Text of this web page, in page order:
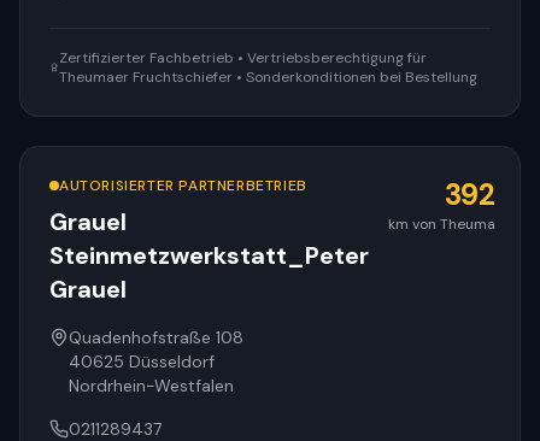
Zertifizierter Fachbetrieb • Vertriebsberechtigung für
Theumaer Fruchtschiefer • Sonderkonditionen bei Bestellung
AUTORISIERTER PARTNERBETRIEB
Grauel
Steinmetzwerkstatt_Peter
Grauel
392
km von Theuma
Quadenhofstraße 108
40625 Düsseldorf
Nordrhein-Westfalen
0211289437